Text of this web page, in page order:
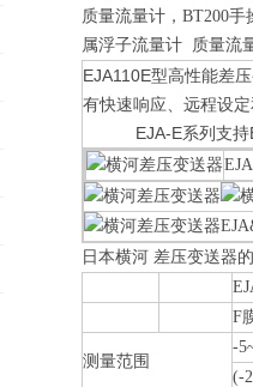
质量流量计，BT200
属浮子流量计 质量流
EJA110E型高性能差
有快速响应、远程设
EJA-E系列支持
日本横河 差压变送器
F
测量范围
-
(-